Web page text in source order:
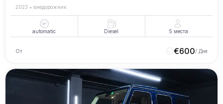
2023 • внедорожник
automatic Diesel 5 места
От €600/ Дня